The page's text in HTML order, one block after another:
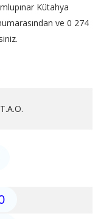
Kütahya
ve 0 274